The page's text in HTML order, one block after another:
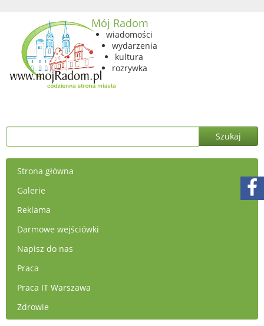
Mój Radom
wiadomości
wydarzenia
kultura
rozrywka
Strona główna
Galerie
Reklama
Darmowe wejściówki
Napisz do nas
Praca
Praca IT Warszawa
Zdrowie